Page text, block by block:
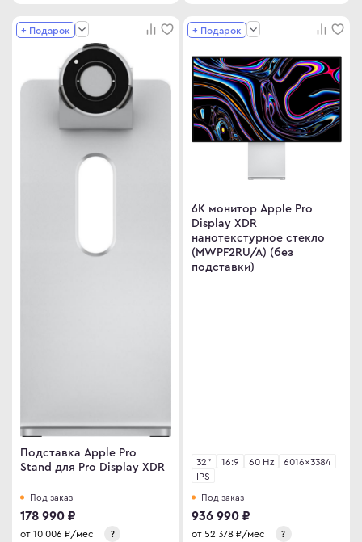
+ Подарок
Подставка Apple Pro
Stand для Pro Display XDR
Под заказ
178 990 ₽
от 10 006 ₽/мес ?
+ Подарок
6K монитор Apple Pro
Display XDR
нанотекстурное стекло
(MWPF2RU/A) (без
подставки)
32" 16:9 60 Hz
6016×3384
IPS
Под заказ
936 990 ₽
от 52 378₽/мес ?